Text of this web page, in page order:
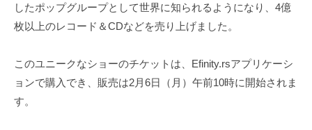
したポップグループとして世界に知られるようになり、4億
枚以上のレコード＆CDなどを売り上げました。
このユニークなショーのチケットは、Efinity.rsアプリケーシ
ョンで購入でき、販売は2月6日（月）午前10時に開始されま
す。